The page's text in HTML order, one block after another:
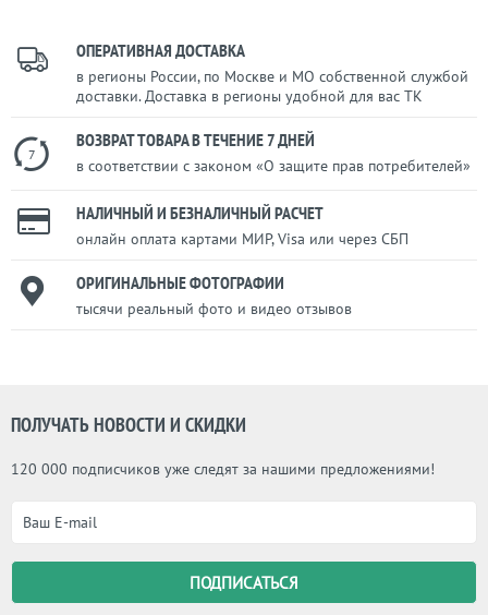
ОПЕРАТИВНАЯ ДОСТАВКА
в регионы России, по Москве и МО собственной службой
доставки. Доставка в регионы удобной для вас ТК
7
ВОЗВРАТ ТОВАРА В ТЕЧЕНИЕ 7 ДНЕЙ
в соответствии с законом «О защите прав потребителей»
НАЛИЧНЫЙ И БЕЗНАЛИЧНЫЙ РАСЧЕТ
онлайн оплата картами МИР, Visa или через СБП
ОРИГИНАЛЬНЫЕ ФОТОГРАФИИ
тысячи реальный фото и видео отзывов
ПОЛУЧАТЬ НОВОСТИ И СКИДКИ
120 000 подписчиков уже следят за нашими предложениями!